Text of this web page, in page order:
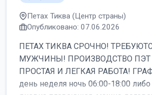
Петах Тиква (Центр страны)
Опубликовано: 07.06.2026
ПЕТАХ ТИКВА СРОЧНО!
МУЖЧИНЫ! ПРОИЗВОДСТВО ПЭТ
ПРОСТАЯ И ЛЕГКАЯ РАБОТА!
день неделя ночь 06:00-18:00